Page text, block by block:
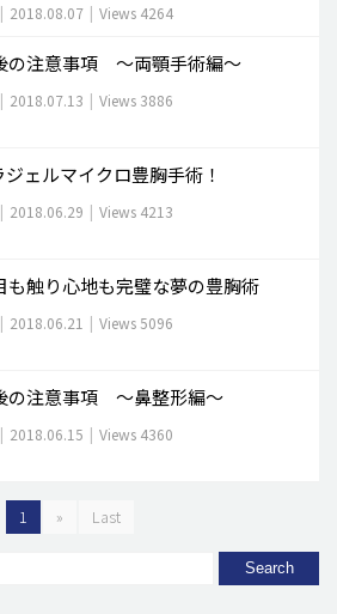
| 2018.08.07 | Views 4264
の注意事項 ～両顎手術編～
| 2018.07.13 | Views 3886
ェルマイクロ豊胸手術！
| 2018.06.29 | Views 4213
も触り心地も完璧な夢の豊胸術
| 2018.06.21 | Views 5096
の注意事項 ～鼻整形編～
| 2018.06.15 | Views 4360
1 » Last
Search